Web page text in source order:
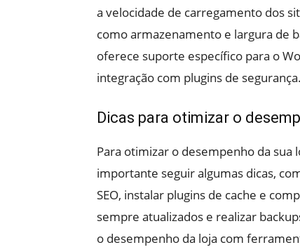
a velocidade de carregamento dos
como armazenamento e largura de
oferece suporte específico para o
integração com plugins de segurança.
Dicas para otimizar o
Para otimizar o desempenho da sua
importante seguir algumas dicas,
SEO, instalar plugins de cache e
sempre atualizados e realizar
o desempenho da loja com